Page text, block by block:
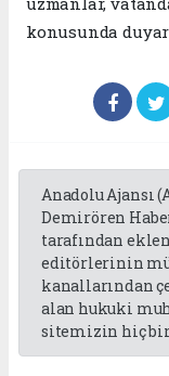
konusunda
Anadolu Ajansı
Demirören
tarafından
editörlerinin
kanallarından
alan hukuki
sitemizin hiç bir